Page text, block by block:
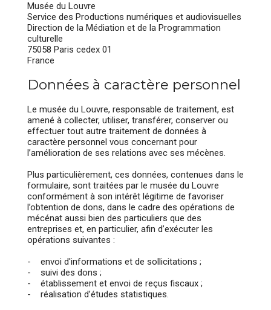
Musée du Louvre
Service des Productions numériques et audiovisuelles
Direction de la Médiation et de la Programmation
culturelle
75058 Paris cedex 01
France
Données à caractère personnel
Le musée du Louvre, responsable de traitement, est
amené à collecter, utiliser, transférer, conserver ou
effectuer tout autre traitement de données à
caractère personnel vous concernant pour
l’amélioration de ses relations avec ses mécènes.
Plus particulièrement, ces données, contenues dans le
formulaire, sont traitées par le musée du Louvre
conformément à son intérêt légitime de favoriser
l’obtention de dons, dans le cadre des opérations de
mécénat aussi bien des particuliers que des
entreprises et, en particulier, afin d’exécuter les
opérations suivantes :
- envoi d'informations et de sollicitations ;
- suivi des dons ;
- établissement et envoi de reçus fiscaux ;
- réalisation d’études statistiques.